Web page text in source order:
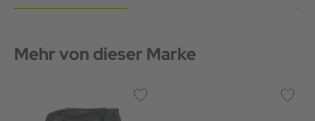
Mehr von dieser Marke